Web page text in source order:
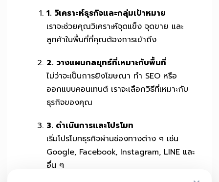
1. วิเคราะห์ธุรกิจและกลุ่มเป้าหมาย
เราจะช่วยคุณวิเคราะห์จุดแข็ง จุดขาย และ
ลูกค้าในพื้นที่ที่คุณต้องการเข้าถึง
2. วางแผนกลยุทธ์ที่เหมาะกับพื้นที่
ไม่ว่าจะเป็นการยิงโฆษณา ทำ SEO หรือ
ออกแบบคอนเทนต์ เราจะเลือกวิธีที่เหมาะกับ
ธุรกิจของคุณ
3. ดำเนินการและโปรโมท
เริ่มโปรโมทธุรกิจผ่านช่องทางต่าง ๆ เช่น
Google, Facebook, Instagram, LINE และ
อื่น ๆ